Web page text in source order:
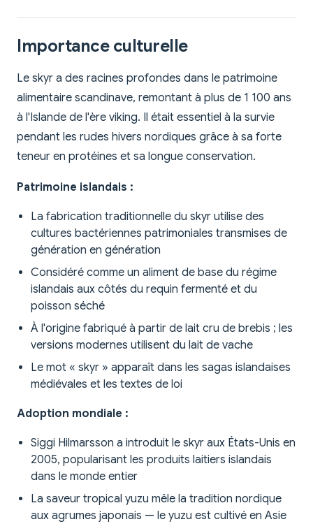
Importance culturelle
Le skyr a des racines profondes dans le patrimoine
alimentaire scandinave, remontant à plus de 1 100 ans
à l'Islande de l'ère viking. Il était essentiel à la survie
pendant les rudes hivers nordiques grâce à sa forte
teneur en protéines et sa longue conservation.
Patrimoine islandais :
La fabrication traditionnelle du skyr utilise des
cultures bactériennes patrimoniales transmises de
génération en génération
Considéré comme un aliment de base du régime
islandais aux côtés du requin fermenté et du
poisson séché
À l'origine fabriqué à partir de lait cru de brebis ; les
versions modernes utilisent du lait de vache
Le mot « skyr » apparaît dans les sagas islandaises
médiévales et les textes de loi
Adoption mondiale :
Siggi Hilmarsson a introduit le skyr aux États-Unis en
2005, popularisant les produits laitiers islandais
dans le monde entier
La saveur tropical yuzu mêle la tradition nordique
aux agrumes japonais — le yuzu est cultivé en Asie